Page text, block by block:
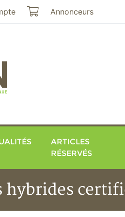
Mon panier
Annonceurs
ARTICLES
RÉSERVÉS